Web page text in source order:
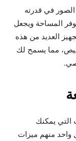
في قدرته
المساحة ويجعل
العديد من هذه
مما يسمح لك
التي يمكنك
واحد منهم ميزات